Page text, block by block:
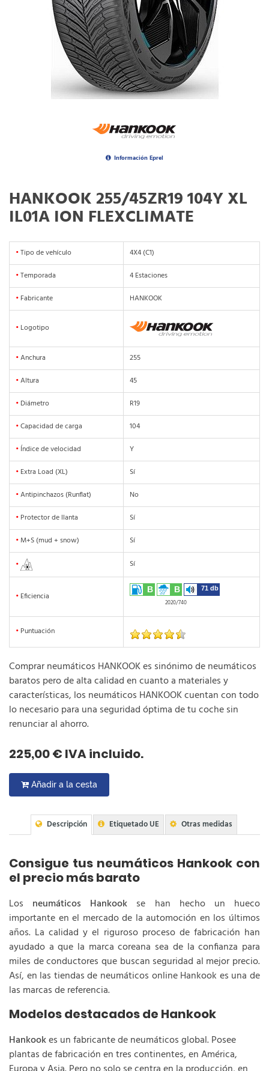
Información Eprel
HANKOOK 255/45ZR19 104Y XL
IL01A ION FLEXCLIMATE
•Tipo de vehículo
4X4 (C1)
•Temporada
4 Estaciones
• Fabricante HANKOOK
• Logotipo
•Anchura
255
•Altura
45
• Diámetro
R19
•Capacidad de carga
104
• Índice de velocidad
Y
• Extra Load (XL)
Sí
•Antipinchazos (Runflat)
No
• Protector de llanta
Sí
• M+S (mud + snow) Sí
• Sí
• Eficiencia
B B 71 db
2020/740
• Puntuación
Comprar neumáticos HANKOOK es sinónimo de neumáticos
baratos pero de alta calidad en cuanto a materiales y
características, los neumáticos HANKOOK cuentan con todo
lo necesario para una seguridad óptima de tu coche sin
renunciar al ahorro.
225,00 € IVA incluido.
Añadir a la cesta
Descripción Etiquetado UE Otras medidas
Consigue tus neumáticos Hankook con
el precio más barato
Los neumáticos Hankook se han hecho un hueco
importante en el mercado de la automoción en los últimos
años. La calidad y el riguroso proceso de fabricación han
ayudado a que la marca coreana sea de la confianza para
miles de conductores que buscan seguridad al mejor precio.
Así, en las tiendas de neumáticos online Hankook es una de
las marcas de referencia.
Modelos destacados de Hankook
Hankookes un fabricante de neumáticos global. Posee
plantas de fabricación en tres continentes, en América,